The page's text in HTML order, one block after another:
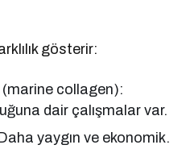
gösterir:
(marine collagen):
dair çalışmalar var.
yaygın ve ekonomik.